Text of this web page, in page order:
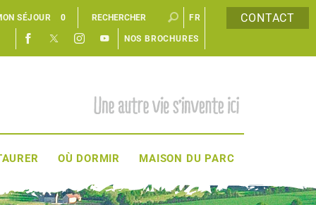
CONTACT
EN
FR
SÉJOUR 0
NOS BROCHURES
OÙ DORMIR MAISON DU PARC